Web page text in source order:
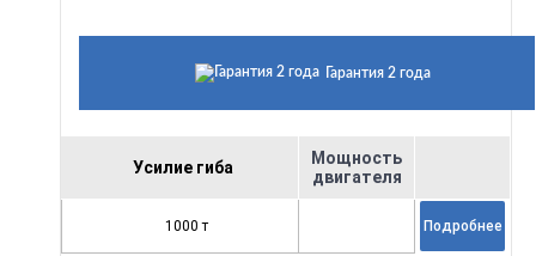
Гарантия 2 года
Усилие гиба
Мощность
двигателя
1000 т Подробнее